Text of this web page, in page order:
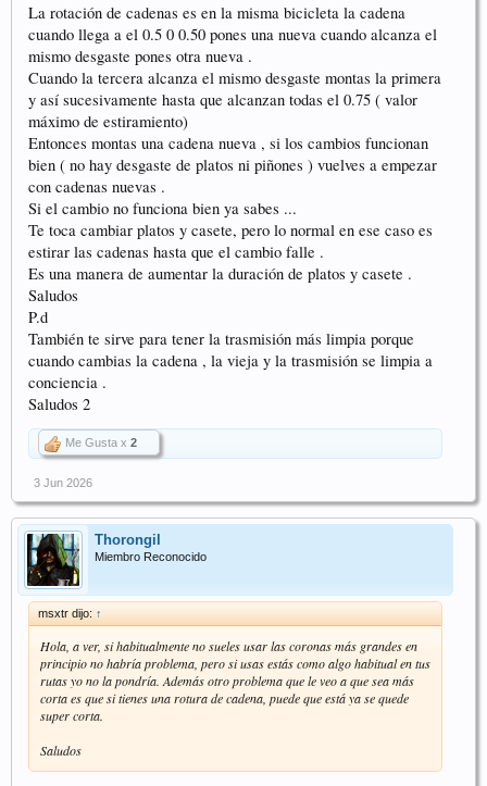
La rotación de cadenas es en la misma bicicleta la cadena
cuando llega a el 0.5 0 0.50 pones una nueva cuando alcanza el
mismo desgaste pones otra nueva .
Cuando la tercera alcanza el mismo desgaste montas la primera
y así sucesivamente hasta que alcanzan todas el 0.75 ( valor
máximo de estiramiento)
Entonces montas una cadena nueva , si los cambios funcionan
bien ( no hay desgaste de platos ni piñones ) vuelves a empezar
con cadenas nuevas .
Si el cambio no funciona bien ya sabes ...
Te toca cambiar platos y casete, pero lo normal en ese caso es
estirar las cadenas hasta que el cambio falle .
Es una manera de aumentar la duración de platos y casete .
Saludos
P.d
También te sirve para tener la trasmisión más limpia porque
cuando cambias la cadena , la vieja y la trasmisión se limpia a
conciencia .
Saludos 2
Me Gusta x 2
3 Jun 2026
Thorongil
Miembro Reconocido
msxtr dijo: ↑
Hola, a ver, si habitualmente no sueles usar las coronas más grandes en
principio no habría problema, pero si usas estás como algo habitual en tus
rutas yo no la pondría. Además otro problema que le veo a que sea más
corta es que si tienes una rotura de cadena, puede que está ya se quede
super corta.
Saludos